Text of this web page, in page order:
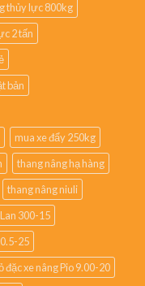
thủy lực 800kg
2 tấn
bản
mua xe đẩy 250kg
thang nâng hạ hàng
thang nâng niuli
300-15
25
đặc xe nâng Pio 9.00-20